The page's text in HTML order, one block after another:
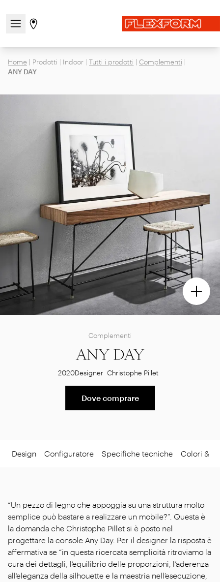
Apri/chiudi il menu di navigazione
Vai alla pagina degli stores
Home | Prodotti | Indoor | Tutti i prodotti | Complementi |
ANY DAY
Complementi
ANY DAY
2020Designer Christophe Pillet
Dove comprare
Design Configuratore Specifiche tecniche Colori &
“Un pezzo di legno che appoggia su una struttura molto
semplice può bastare a realizzare un mobile?”. Questa è
la domanda che Christophe Pillet si è posto nel
progettare la console Any Day. Per il designer la risposta è
affermativa se “in questa ricercata semplicità ritroviamo la
cura dei dettagli, l’equilibrio delle proporzioni, l’aderenza
all’eleganza della silhouette e la maestria nell’esecuzione,